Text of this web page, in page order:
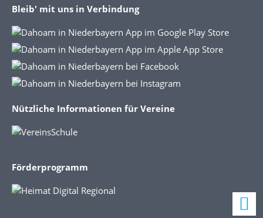
Bleib' mit uns in Verbindung
Nützliche Informationen für Vereine
Förderprogramm